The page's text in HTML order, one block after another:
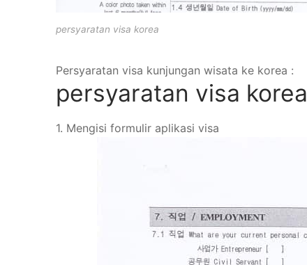
persyaratan visa korea
Persyaratan visa kunjungan wisata ke korea :
persyaratan visa korea
1. Mengisi formulir aplikasi visa